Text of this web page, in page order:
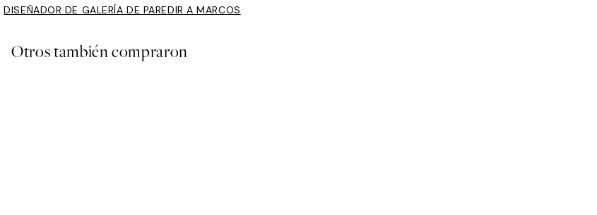
DISEÑADOR DE GALERÍA DE PAREDIR A MARCOS
Otros también compraron